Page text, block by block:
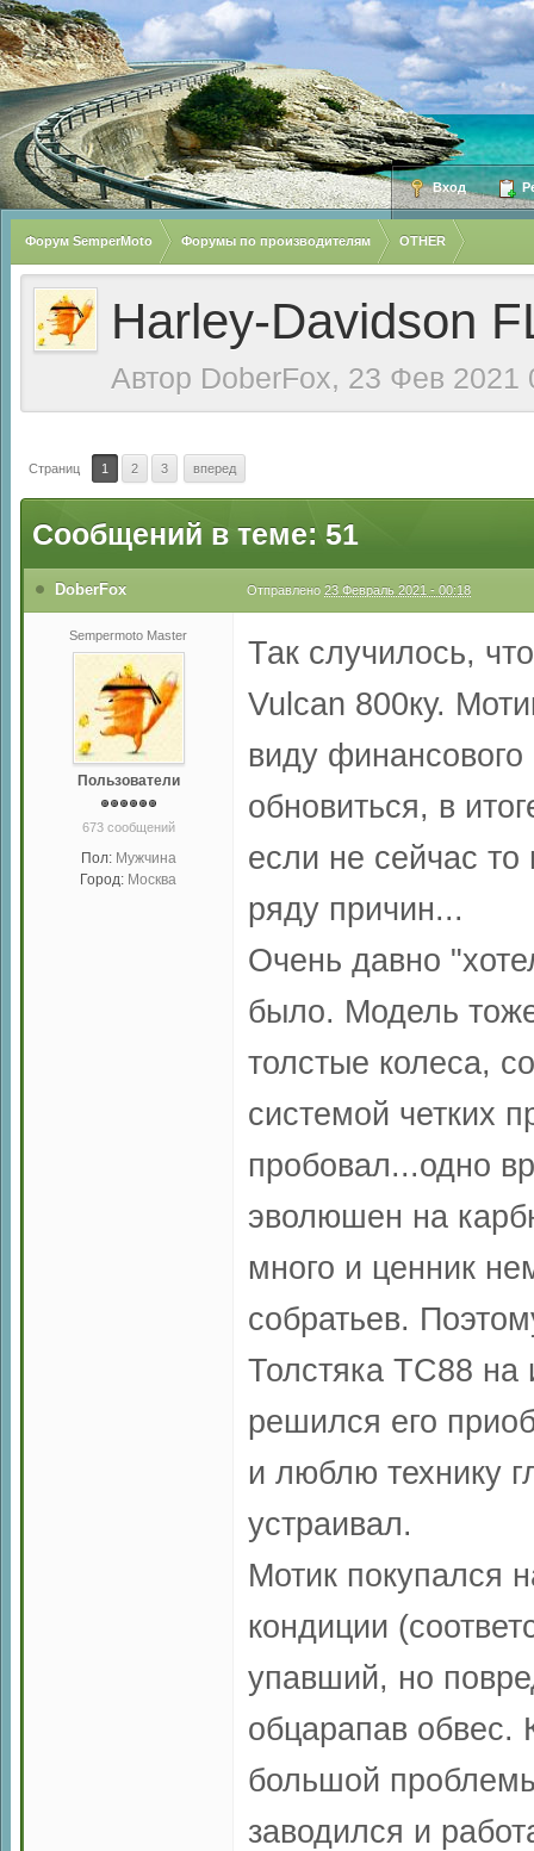
Вход
Форум SemperMoto Форумы по производителям OTHER
Harley-Davidson
Автор DoberFox, 23 Фев 2021
Страниц 1 2 3 вперед
Сообщений в теме: 51
DoberFox Отправлено 23 Февраль 2021 - 00:18
Sempermoto Master
Пользователи
673 сообщений
Пол: Мужчина
Город: Москва
Так случилось,
Vulcan 800ку.
виду
обновиться, в
если не сейчас
ряду причин...
Очень давно
было. Модель
толстые колеса,
системой четких
пробовал...одно
эволюшен на
много и ценник
собратьев.
Толстяка ТС88 на
решился его
и люблю технику
устраивал.
Мотик покупался
кондиции
упавший, но
обцарапав обвес.
большой
заводился и